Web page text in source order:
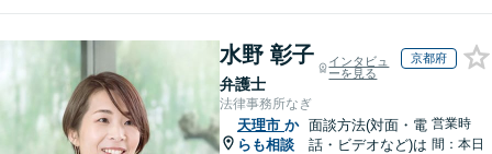
水野 彰子
弁護士
インタビュ
ーを見る
京都府
法律事務所なぎ
天理市 か
らも相談
面談方法(対面・電
話・ビデオなど)は
営業時
間：本日